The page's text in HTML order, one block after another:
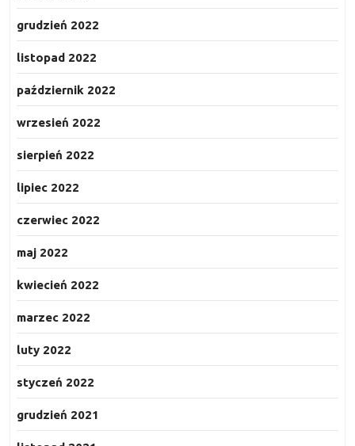
grudzień 2022
listopad 2022
październik 2022
wrzesień 2022
sierpień 2022
lipiec 2022
czerwiec 2022
maj 2022
kwiecień 2022
marzec 2022
luty 2022
styczeń 2022
grudzień 2021